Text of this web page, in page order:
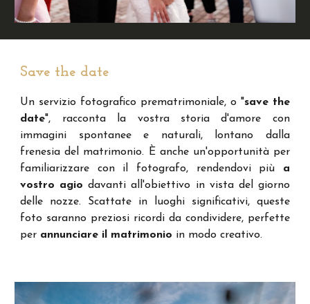
Save the date
Un servizio fotografico prematrimoniale, o "save the
date",
racconta la vostra storia d'amore con
immagini spontanee e naturali,
lontano dalla
frenesia del matrimonio. È anche un'opportunità per
familiarizzare con il fotografo, rendendovi più a
vostro agio davanti all'obiettivo in vista del giorno
delle nozze. Scattate in luoghi significativi, queste
foto saranno preziosi ricordi da condividere, perfette
per annunciare il matrimonio in modo creativo.